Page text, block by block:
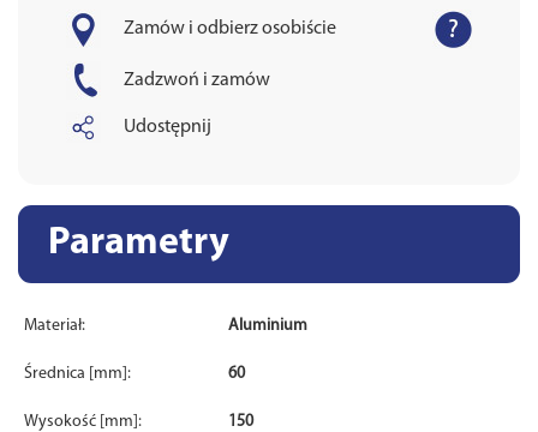
Zamów i odbierz osobiście
Zadzwoń i zamów
Udostępnij
Parametry
Materiał: Aluminium
Średnica [mm]: 60
Wysokość [mm]: 150